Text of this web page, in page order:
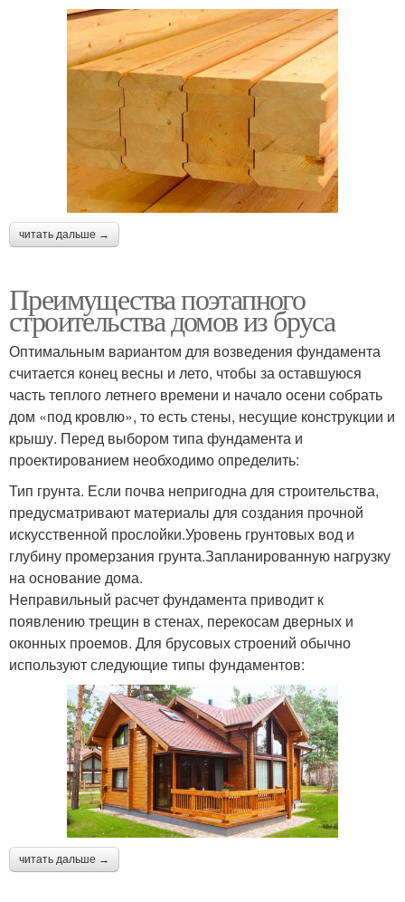
читать дальше →
Преимущества поэтапного
строительства домов из бруса
Оптимальным вариантом для возведения фундамента
считается конец весны и лето, чтобы за оставшуюся
часть теплого летнего времени и начало осени собрать
дом «под кровлю», то есть стены, несущие конструкции и
крышу. Перед выбором типа фундамента и
проектированием необходимо определить:
Тип грунта. Если почва непригодна для строительства,
предусматривают материалы для создания прочной
искусственной прослойки.Уровень грунтовых вод и
глубину промерзания грунта.Запланированную нагрузку
на основание дома.
Неправильный расчет фундамента приводит к
появлению трещин в стенах, перекосам дверных и
оконных проемов. Для брусовых строений обычно
используют следующие типы фундаментов:
читать дальше →